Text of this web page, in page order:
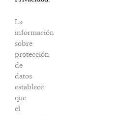
La
información
sobre
protección
de
datos
establece
que
el